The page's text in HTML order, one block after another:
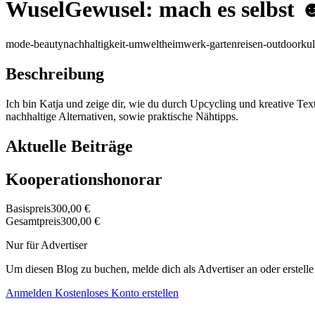
WuselGewusel: mach es selbst
mode-beautynachhaltigkeit-umweltheimwerk-gartenreisen-outdoor
Beschreibung
Ich bin Katja und zeige dir, wie du durch Upcycling und kreative
nachhaltige Alternativen, sowie praktische Nähtipps.
Aktuelle Beiträge
Kooperationshonorar
Basispreis300,00 €
Gesamtpreis300,00 €
Nur für Advertiser
Um diesen Blog zu buchen, melde dich als Advertiser an oder
Anmelden Kostenloses Konto erstellen